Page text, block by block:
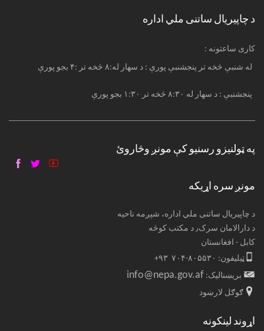
د چاپیریال ساتنی ملي اداره
: کاری ساعتونه
له شنبې څخه تر پنجشنبې پورې : د سهار له:۸ څخه تر :۴ بجو پورې
پنجشنبې : د سهار له ۸:۳۰ څخه تر ۱:۳۰ بجو پورې
په ټولنیزو رسنیو کې مونږ وڅاروئ
مونږ سره اړیکه
د چاپیریال ساتنی ملي اداره، شپږمه ناحیه
د دارالامان سرک٫ د مکتب کوڅه
کابل - افغانستان
ټیلیفون: ۸۰۵۵۳۰-۷۰۴ ۹۳+
بریښنالیک: info@nepa.gov.af
ګوګل لارښود
اړوند لینکونه